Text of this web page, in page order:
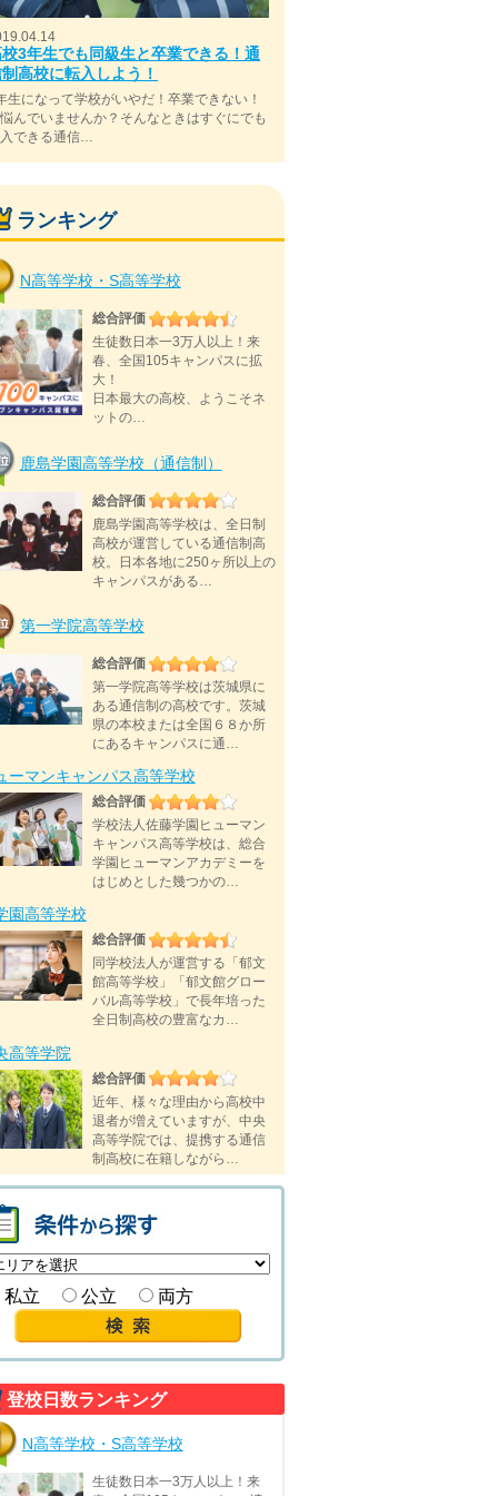
3年生でも同級生と卒業できる！通
高校に転入しよう！
生になって学校がいやだ！卒業できない！
んでいませんか？そんなときはすぐにでも
できる通信…
ランキング
N高等学校・S高等学校
総合評価
生徒数日本一3万人以上！来
春、全国105キャンパスに拡
大！
日本最大の高校、ようこそネ
ットの…
鹿島学園高等学校（通信制）
総合評価
鹿島学園高等学校は、全日制
高校が運営している通信制高
校。日本各地に250ヶ所以上の
キャンパスがある…
第一学院高等学校
総合評価
第一学院高等学校は茨城県に
ある通信制の高校です。茨城
県の本校または全国６８か所
にあるキャンパスに通…
ーマンキャンパス高等学校
総合評価
学校法人佐藤学園ヒューマン
キャンパス高等学校は、総合
学園ヒューマンアカデミーを
はじめとした幾つかの…
園高等学校
総合評価
同学校法人が運営する「郁文
館高等学校」「郁文館グロー
バル高等学校」で長年培った
全日制高校の豊富なカ…
高等学院
総合評価
近年、様々な理由から高校中
退者が増えていますが、中央
高等学院では、提携する通信
制高校に在籍しながら…
私立 公立 両方
登校日数ランキング
N高等学校・S高等学校
生徒数日本一3万人以上！来